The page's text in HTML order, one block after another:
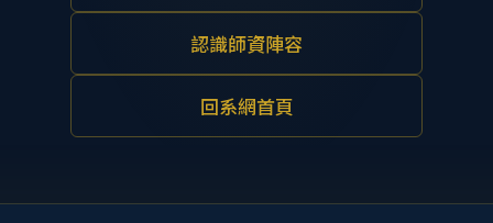
認識師資陣容
回系網首頁